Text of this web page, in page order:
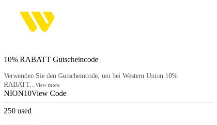
10% RABATT Gutscheincode
Verwenden Sie den Gutscheincode, um bei Western Union 10%
RABATT...
View more
NION10View Code
250 used